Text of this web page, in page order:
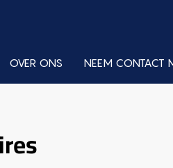
OVER ONS NEEM CONTACT